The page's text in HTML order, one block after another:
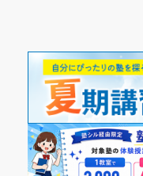
講師が全員大学生で
てくれなかったた
力よりもかなり低
志望校と合格状況
---
通塾頻度
1日あたりの授業時間
---
もしっかり分けられて
す。
塾周辺の環境
駅の目の前でアクセス
ット、100円ショップ
授業以外のサポート
(相談・面談、家庭学習のサ